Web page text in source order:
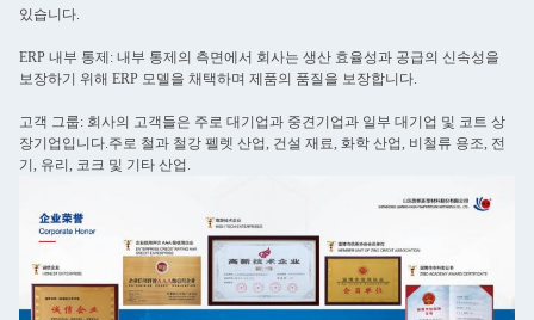
있습니다.
ERP 내부 통제: 내부 통제의 측면에서 회사는 생산 효율성과 공급의 신속성을
보장하기 위해 ERP 모델을 채택하며 제품의 품질을 보장합니다.
고객 그룹: 회사의 고객들은 주로 대기업과 중견기업과 일부 대기업 및 코트 상
장기업입니다.주로 철과 철강 펠렛 산업, 건설 재료, 화학 산업, 비철류 용조, 전
기, 유리, 코크 및 기타 산업.